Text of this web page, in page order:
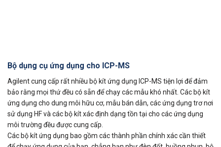
Bộ dụng cụ ứng dụng cho ICP-MS
Agilent cung cấp rất nhiều bộ kít ứng dụng ICP-MS tiện lợi để đảm
bảo rằng mọi thứ đều có sẵn để chạy các mẫu khó nhất. Các bộ kít
ứng dụng cho dung môi hữu cơ, mẫu bán dẫn, các ứng dụng trơ nơi
sử dụng HF và các bộ kít xác định dạng tồn tại cho các ứng dụng
môi trường đều được cung cấp.
Các bộ kít ứng dụng bao gồm các thành phần chính xác cần thiết